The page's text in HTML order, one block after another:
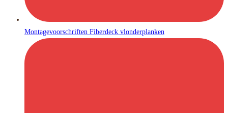
Montagevoorschriften Fiberdeck vlonderplanken